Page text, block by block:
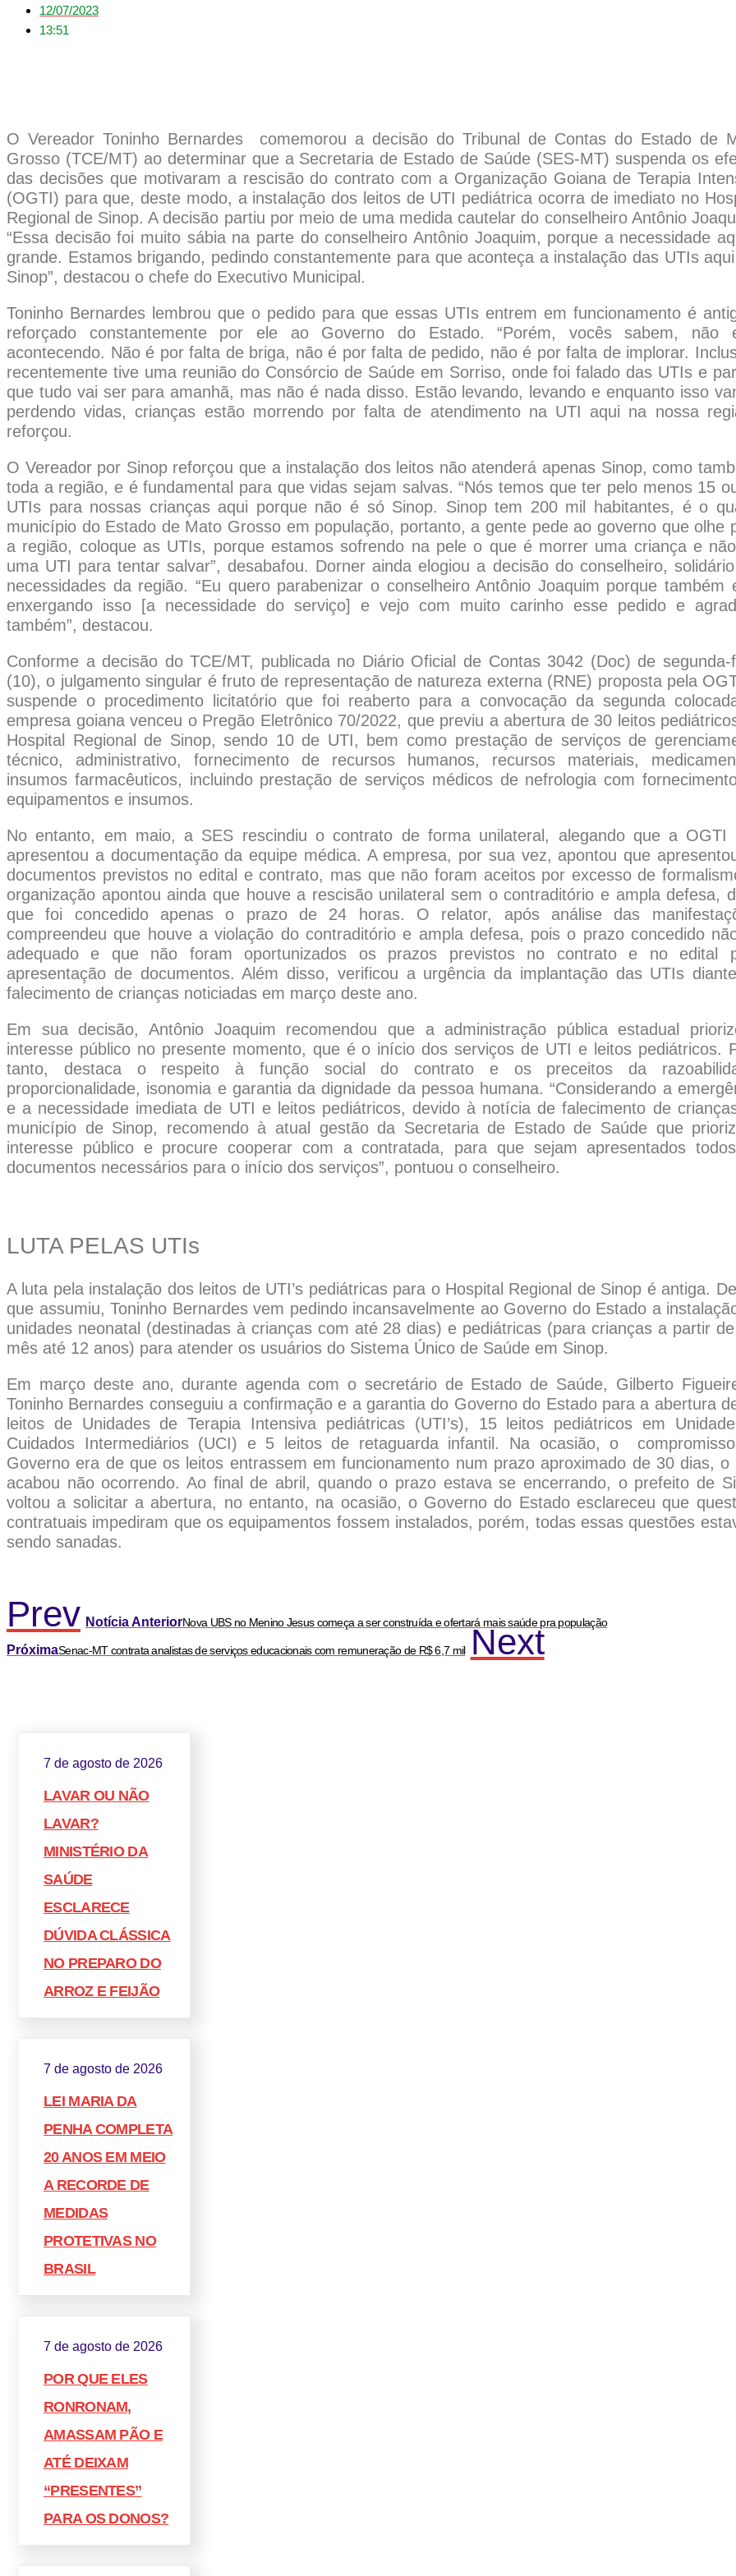
12/07/2023
13:51
O Vereador Toninho Bernardes comemorou a decisão do Tribunal de Contas do Estado de
Grosso (TCE/MT) ao determinar que a Secretaria de Estado de Saúde (SES-MT) suspenda os
das decisões que motivaram a rescisão do contrato com a Organização Goiana de Terapia
(OGTI) para que, deste modo, a instalação dos leitos de UTI pediátrica ocorra de imediato no
Regional de Sinop. A decisão partiu por meio de uma medida cautelar do conselheiro Antônio
“Essa decisão foi muito sábia na parte do conselheiro Antônio Joaquim, porque a necessidade
grande. Estamos brigando, pedindo constantemente para que aconteça a instalação das UTIs
Sinop”, destacou o chefe do Executivo Municipal.
Toninho Bernardes lembrou que o pedido para que essas UTIs entrem em funcionamento é
reforçado constantemente por ele ao Governo do Estado. “Porém, vocês sabem, não
acontecendo. Não é por falta de briga, não é por falta de pedido, não é por falta de implorar.
recentemente tive uma reunião do Consórcio de Saúde em Sorriso, onde foi falado das UTIs e
que tudo vai ser para amanhã, mas não é nada disso. Estão levando, levando e enquanto isso
perdendo vidas, crianças estão morrendo por falta de atendimento na UTI aqui na nossa
reforçou.
O Vereador por Sinop reforçou que a instalação dos leitos não atenderá apenas Sinop, como
toda a região, e é fundamental para que vidas sejam salvas. “Nós temos que ter pelo menos 15
UTIs para nossas crianças aqui porque não é só Sinop. Sinop tem 200 mil habitantes, é o
município do Estado de Mato Grosso em população, portanto, a gente pede ao governo que olhe
a região, coloque as UTIs, porque estamos sofrendo na pele o que é morrer uma criança e
uma UTI para tentar salvar”, desabafou. Dorner ainda elogiou a decisão do conselheiro,
necessidades da região. “Eu quero parabenizar o conselheiro Antônio Joaquim porque também
enxergando isso [a necessidade do serviço] e vejo com muito carinho esse pedido e
também”, destacou.
Conforme a decisão do TCE/MT, publicada no Diário Oficial de Contas 3042 (Doc) de segunda-
(10), o julgamento singular é fruto de representação de natureza externa (RNE) proposta pela
suspende o procedimento licitatório que foi reaberto para a convocação da segunda
empresa goiana venceu o Pregão Eletrônico 70/2022, que previu a abertura de 30 leitos
Hospital Regional de Sinop, sendo 10 de UTI, bem como prestação de serviços de
técnico, administrativo, fornecimento de recursos humanos, recursos materiais,
insumos farmacêuticos, incluindo prestação de serviços médicos de nefrologia com
equipamentos e insumos.
No entanto, em maio, a SES rescindiu o contrato de forma unilateral, alegando que a OGTI
apresentou a documentação da equipe médica. A empresa, por sua vez, apontou que
documentos previstos no edital e contrato, mas que não foram aceitos por excesso de
organização apontou ainda que houve a rescisão unilateral sem o contraditório e ampla defesa,
que foi concedido apenas o prazo de 24 horas. O relator, após análise das
compreendeu que houve a violação do contraditório e ampla defesa, pois o prazo concedido
adequado e que não foram oportunizados os prazos previstos no contrato e no edital
apresentação de documentos. Além disso, verificou a urgência da implantação das UTIs
falecimento de crianças noticiadas em março deste ano.
Em sua decisão, Antônio Joaquim recomendou que a administração pública estadual
interesse público no presente momento, que é o início dos serviços de UTI e leitos pediátricos.
tanto, destaca o respeito à função social do contrato e os preceitos da
proporcionalidade, isonomia e garantia da dignidade da pessoa humana. “Considerando a
e a necessidade imediata de UTI e leitos pediátricos, devido à notícia de falecimento de
município de Sinop, recomendo à atual gestão da Secretaria de Estado de Saúde que
interesse público e procure cooperar com a contratada, para que sejam apresentados
documentos necessários para o início dos serviços”, pontuou o conselheiro.
LUTA PELAS UTIs
A luta pela instalação dos leitos de UTI’s pediátricas para o Hospital Regional de Sinop é antiga.
que assumiu, Toninho Bernardes vem pedindo incansavelmente ao Governo do Estado a
unidades neonatal (destinadas à crianças com até 28 dias) e pediátricas (para crianças a partir
mês até 12 anos) para atender os usuários do Sistema Único de Saúde em Sinop.
Em março deste ano, durante agenda com o secretário de Estado de Saúde, Gilberto
Toninho Bernardes conseguiu a confirmação e a garantia do Governo do Estado para a abertura
leitos de Unidades de Terapia Intensiva pediátricas (UTI’s), 15 leitos pediátricos em
Cuidados Intermediários (UCI) e 5 leitos de retaguarda infantil. Na ocasião, o
Governo era de que os leitos entrassem em funcionamento num prazo aproximado de 30 dias, o
acabou não ocorrendo. Ao final de abril, quando o prazo estava se encerrando, o prefeito de
voltou a solicitar a abertura, no entanto, na ocasião, o Governo do Estado esclareceu que
contratuais impediram que os equipamentos fossem instalados, porém, todas essas questões
sendo sanadas.
Prev Notícia AnteriorNova UBS no Menino Jesus começa a ser construída e ofertará mais saúde pra população
PróximaSenac-MT contrata analistas de serviços educacionais com remuneração de R$ 6,7 mil Next
7 de agosto de 2026
LAVAR OU NÃO
LAVAR?
MINISTÉRIO DA
SAÚDE
ESCLARECE
DÚVIDA CLÁSSICA
NO PREPARO DO
ARROZ E FEIJÃO
7 de agosto de 2026
LEI MARIA DA
PENHA COMPLETA
20 ANOS EM MEIO
A RECORDE DE
MEDIDAS
PROTETIVAS NO
BRASIL
7 de agosto de 2026
POR QUE ELES
RONRONAM,
AMASSAM PÃO E
ATÉ DEIXAM
“PRESENTES”
PARA OS DONOS?